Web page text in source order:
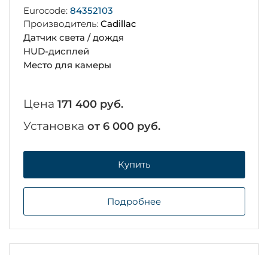
Eurocode: 84352103
Производитель: Cadillac
Датчик света / дождя
HUD-дисплей
Место для камеры
Цена 171 400 руб.
Установка от 6 000 руб.
Купить
Подробнее